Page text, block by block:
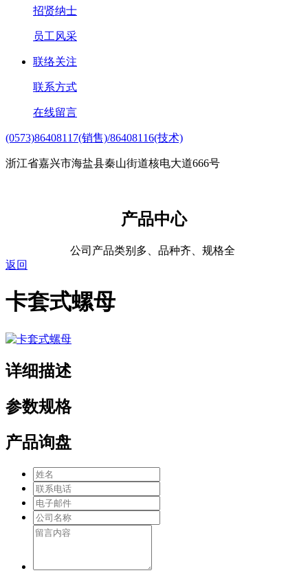
招贤纳士
员工风采
联络关注
联系方式
在线留言
(0573)86408117(销售)/86408116(技术)
浙江省嘉兴市海盐县秦山街道核电大道666号
产品中心
公司产品类别多、品种齐、规格全
返回
卡套式螺母
详细描述
参数规格
产品询盘